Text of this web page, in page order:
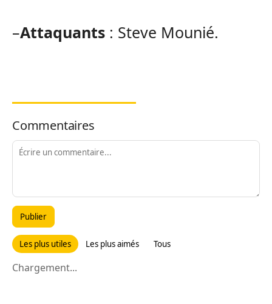
–Attaquants : Steve Mounié.
Commentaires
Publier
Les plus utiles Les plus aimés Tous
Chargement...